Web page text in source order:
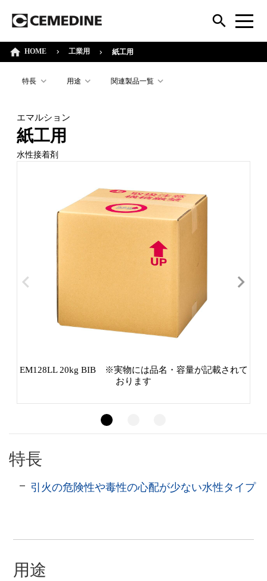
HOME 工業用 紙工用
特長 用途 関連製品一覧
エマルション
紙工用
水性接着剤
EM128LL 20kg BIB ※実物には品名・容量が記載されて
おります
特長
引火の危険性や毒性の心配が少ない水性タイプ
用途